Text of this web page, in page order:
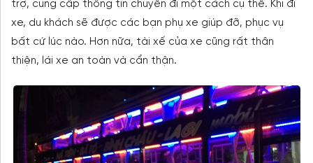
trợ, cung cấp thông tin chuyến đi một cách cụ thể. Khi đi
xe, du khách sẽ được các bạn phụ xe giúp đỡ, phục vụ
bất cứ lúc nào. Hơn nữa, tài xế của xe cũng rất thân
thiện, lái xe an toàn và cẩn thận.